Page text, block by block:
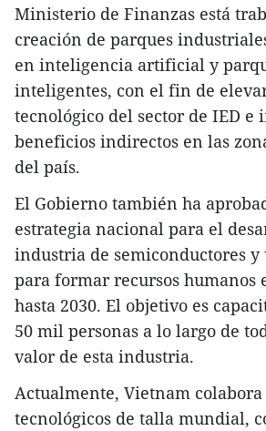
Ministerio de Finanzas está
creación de parques
en inteligencia artificial y
inteligentes, con el fin de
tecnológico del sector de IED e
beneficios indirectos en las
del país.
El Gobierno también ha
estrategia nacional para el
industria de semiconductores
para formar recursos humanos
hasta 2030. El objetivo es
50 mil personas a lo largo de
valor de esta industria.
Actualmente, Vietnam colabora
tecnológicos de talla mundial,